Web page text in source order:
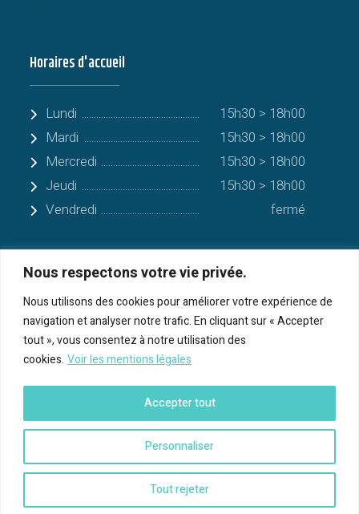
Nous respectons votre vie privée.
Nous utilisons des cookies pour améliorer votre expérience de
navigation et analyser notre trafic. En cliquant sur « Accepter
tout », vous consentez à notre utilisation des
cookies. Voir les mentions légales
Personnaliser
Tout rejeter
Accepter tout
Horaires d'accueil
Lundi
15h30 > 18h00
Mardi
15h30 > 18h00
Mercredi
15h30 > 18h00
Jeudi
15h30 > 18h00
Vendredi
fermé
Quelques communes alentours
Serres-sur-Arget
Bénac
Foix
Copyright © 2021 Mairie de Saint-Pierre de Rivière -Mentions légales